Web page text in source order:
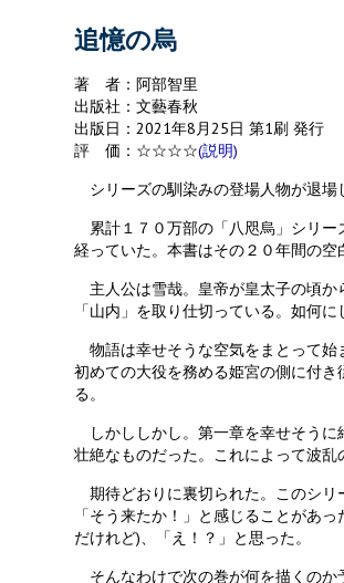
k
追憶の烏
著 者：阿部智里
出版社：文藝春秋
出版日：2021年8月25日 第1刷 発行
評 価：☆☆☆☆(説明)
シリーズの馴染みの登場人物が退場
累計１７０万部の「八咫烏」シリ
経っていた。本書はその２０年間の空
主人公は雪哉。皇帝が皇太子の頃か
「山内」を取り仕切っている。如何
物語は幸せそうな空気をまとって始
初めての大役を務める姫宮の側に付
る。
しかししかし。第一章を幸せそうに
壮絶なものだった。これによって波
期待どおりに裏切られた。このシリ
「そう来たか！」と感じることがあ
だけれど)、「え！？」と思った。
そんなわけで次の巻が何を描くのか